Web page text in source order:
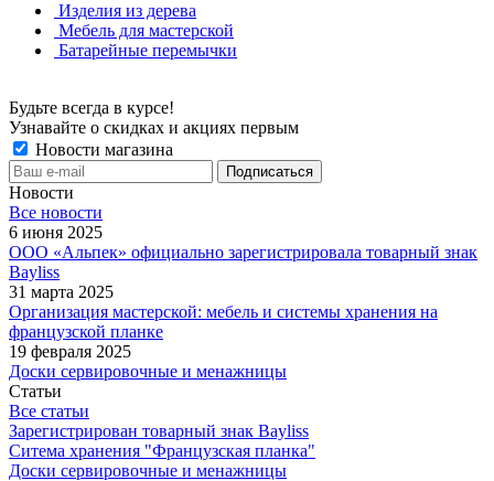
Изделия из дерева
Мебель для мастерской
Батарейные перемычки
Будьте всегда в курсе!
Узнавайте о скидках и акциях первым
Новости магазина
Новости
Все новости
6 июня 2025
ООО «Альпек» официально зарегистрировала товарный знак
Bayliss
31 марта 2025
Организация мастерской: мебель и системы хранения на
французской планке
19 февраля 2025
Доски сервировочные и менажницы
Статьи
Все статьи
Зарегистрирован товарный знак Bayliss
Ситема хранения "Французская планка"
Доски сервировочные и менажницы